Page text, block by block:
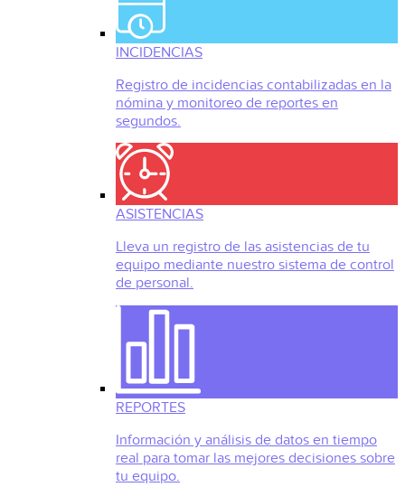
INCIDENCIAS
Registro de incidencias contabilizadas en la
nómina y monitoreo de reportes en
segundos.
ASISTENCIAS
Lleva un registro de las asistencias de tu
equipo mediante nuestro sistema de control
de personal.
REPORTES
Información y análisis de datos en tiempo
real para tomar las mejores decisiones sobre
tu equipo.